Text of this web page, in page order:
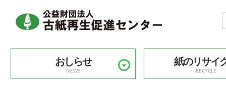
おしらせ
NEWS
紙のリサイ
RECYCLE